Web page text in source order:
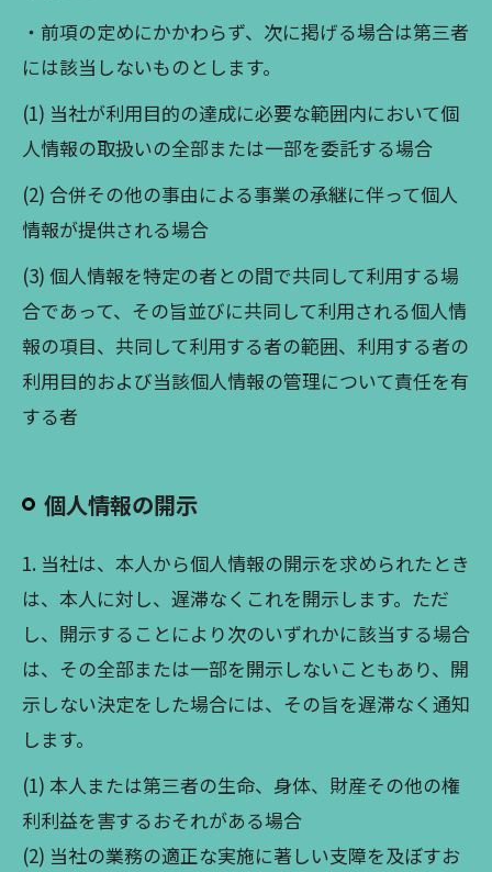
・前項の定めにかかわらず、次に掲げる場合は第三者
には該当しないものとします。
(1) 当社が利用目的の達成に必要な範囲内において個
人情報の取扱いの全部または一部を委託する場合
(2) 合併その他の事由による事業の承継に伴って個人
情報が提供される場合
(3) 個人情報を特定の者との間で共同して利用する場
合であって、その旨並びに共同して利用される個人情
報の項目、共同して利用する者の範囲、利用する者の
利用目的および当該個人情報の管理について責任を有
する者
個人情報の開示
1. 当社は、本人から個人情報の開示を求められたとき
は、本人に対し、遅滞なくこれを開示します。ただ
し、開示することにより次のいずれかに該当する場合
は、その全部または一部を開示しないこともあり、開
示しない決定をした場合には、その旨を遅滞なく通知
します。
(1) 本人または第三者の生命、身体、財産その他の権
利利益を害するおそれがある場合
(2) 当社の業務の適正な実施に著しい支障を及ぼすお